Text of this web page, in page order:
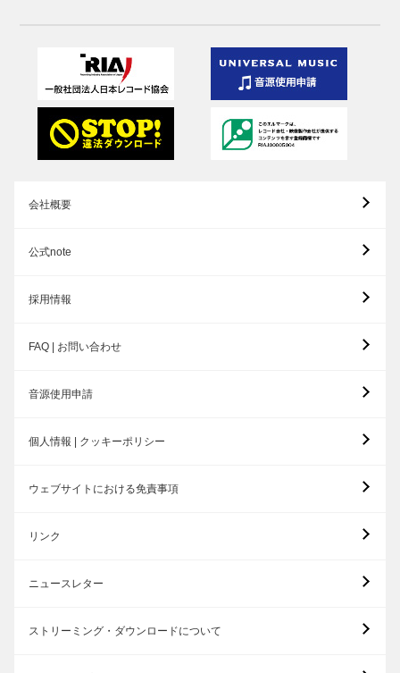
会社概要
公式note
採用情報
FAQ | お問い合わせ
音源使用申請
個人情報 | クッキーポリシー
ウェブサイトにおける免責事項
リンク
ニュースレター
ストリーミング・ダウンロードについて